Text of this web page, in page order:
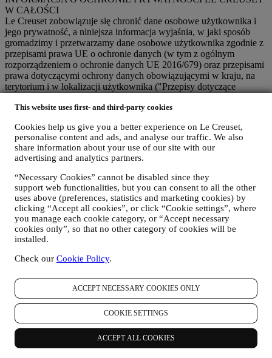
This website uses first- and third-party cookies
Cookies help us give you a better experience on Le Creuset,
personalise content and ads, and analyse our traffic. We also
share information about your use of our site with our
advertising and analytics partners.
“Necessary Cookies” cannot be disabled since they
support web functionalities, but you can consent to all the other
uses above (preferences, statistics and marketing cookies) by
clicking “Accept all cookies”, or click “Cookie settings”, where
you manage each cookie category, or “Accept necessary
cookies only”, so that no other category of cookies will be
installed.
Check our Cookie Policy.
ACCEPT NECESSARY COOKIES ONLY
COOKIE SETTINGS
ACCEPT ALL COOKIES
W CAŁOŚCI
Le Creuset zobowiązuje się chronić dane osobowe użytkownika i
jego prywatność, a niniejsza informacja wyjaśnia, w jaki sposób
gromadzimy i przetwarzamy dane osobowe użytkownika zgodnie z
przepisami prawa UE o ochronie danych (w tym z ogólnym
rozporządzeniem o ochronie danych UE 2016/679) oraz przepisami
prawa dotyczącymi ochrony danych obowiązującymi w kraju, na
terytorium i w lokalizacji użytkownika ("Przepisy dotyczące
1. KIEDY I JAKIE RODZAJE DANYCH UŻYTKOWNIKA
"Dane osobowe" oznaczają wszelkie dane dotyczące użytkownika i
pozwalające nam na określenie jego tożsamości bezpośrednio albo
w połączeniu z innymi danymi.
Dzieci: Nie pozyskujemy danych osobowych od dzieci. Trzeba mieć
18 lat albo więcej, aby korzystać z naszej witryny internetowej i
naszych usług.
Możemy gromadzić dane osobowe użytkowników korzystających z
naszej strony internetowej („Strona internetowa”), rejestrujących
konto Le Creuset, kupujących produkty Le Creuset na Stronie
internetowej lub w naszych sklepach Le Creuset (Signature
Boutique i Salony Outlet) lub subskrybujących nasze komunikaty
dostawy, dane i informacje szczegółowe dotyczące produktu i
płatności w celu realizacji zamówień;
dane użytkownika dotyczące historii przeglądania Internetu
(np. identyfikatory internetowe – takie jak adres IP, wersja
przeglądarki, system operacyjny, czas trwania wizyty,
powracający użytkownik, pochodzenie geograficzne)
gromadzone podczas wizyt w Witrynie internetowej